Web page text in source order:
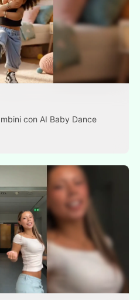
con AI Baby Dance